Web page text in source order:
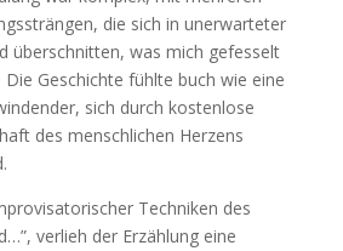
die sich in unerwarteter
überschnitten, was mich gefesselt
Geschichte fühlte buch wie eine
sich durch kostenlose
des menschlichen Herzens
Techniken des
verlieh der Erzählung eine